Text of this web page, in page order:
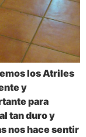
los Atriles
y
para
tan duro y
nos hace sentir